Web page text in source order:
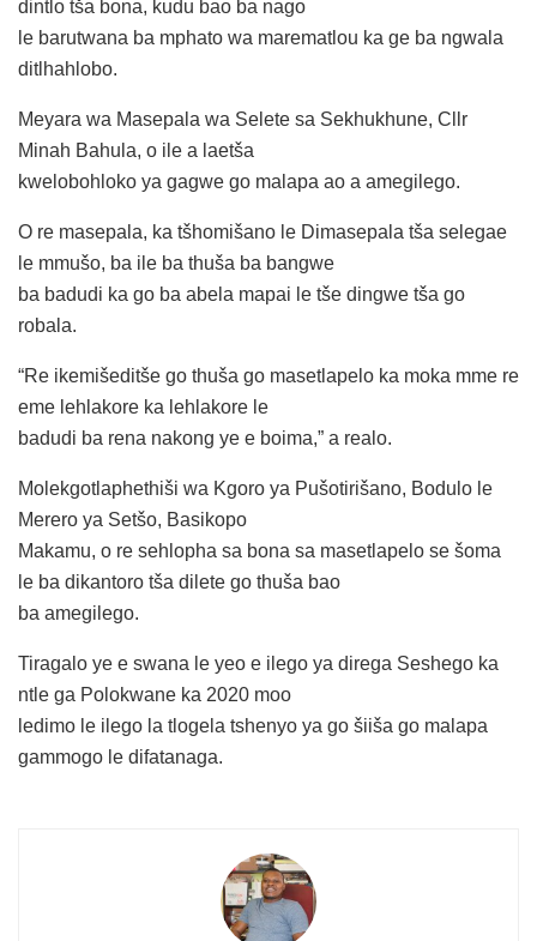
dintlo tša bona, kudu bao ba nago
le barutwana ba mphato wa marematlou ka ge ba ngwala
ditlhahlobo.
Meyara wa Masepala wa Selete sa Sekhukhune, Cllr
Minah Bahula, o ile a laetša
kwelobohloko ya gagwe go malapa ao a amegilego.
O re masepala, ka tšhomišano le Dimasepala tša selegae
le mmušo, ba ile ba thuša ba bangwe
ba badudi ka go ba abela mapai le tše dingwe tša go
robala.
“Re ikemišeditše go thuša go masetlapelo ka moka mme re
eme lehlakore ka lehlakore le
badudi ba rena nakong ye e boima,” a realo.
Molekgotlaphethiši wa Kgoro ya Pušotirišano, Bodulo le
Merero ya Setšo, Basikopo
Makamu, o re sehlopha sa bona sa masetlapelo se šoma
le ba dikantoro tša dilete go thuša bao
ba amegilego.
Tiragalo ye e swana le yeo e ilego ya direga Seshego ka
ntle ga Polokwane ka 2020 moo
ledimo le ilego la tlogela tshenyo ya go šiiša go malapa
gammogo le difatanaga.